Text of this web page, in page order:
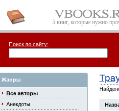
5 книг, которые нужно
Поиск по сайту:
Жанры
Все авторы
Анекдоты